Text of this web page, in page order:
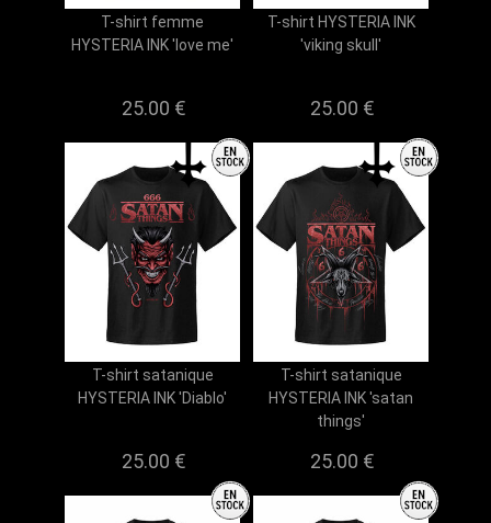
T-shirt femme
HYSTERIA INK 'love me'
25.00 €
T-shirt HYSTERIA INK
'viking skull'
25.00 €
T-shirt satanique
HYSTERIA INK 'Diablo'
25.00 €
T-shirt satanique
HYSTERIA INK 'satan
things'
25.00 €